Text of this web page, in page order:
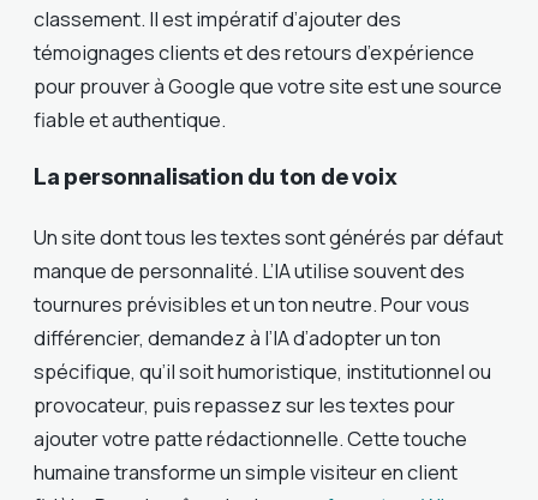
classement. Il est impératif d’ajouter des
témoignages clients et des retours d’expérience
pour prouver à Google que votre site est une source
fiable et authentique.
La personnalisation du ton de voix
Un site dont tous les textes sont générés par défaut
manque de personnalité. L’IA utilise souvent des
tournures prévisibles et un ton neutre. Pour vous
différencier, demandez à l’IA d’adopter un ton
spécifique, qu’il soit humoristique, institutionnel ou
provocateur, puis repassez sur les textes pour
ajouter votre patte rédactionnelle. Cette touche
humaine transforme un simple visiteur en client